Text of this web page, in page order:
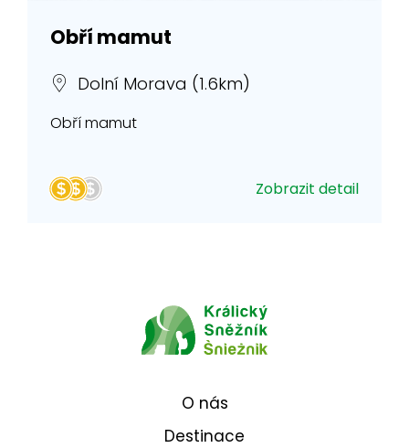
Obří mamut
Dolní Morava (1.6km)
Obří mamut
Zobrazit detail
O nás
Destinace